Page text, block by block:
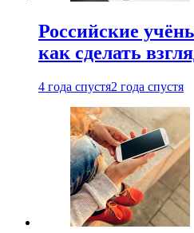
Российские
как сделать
4 года спустя2 года спустя